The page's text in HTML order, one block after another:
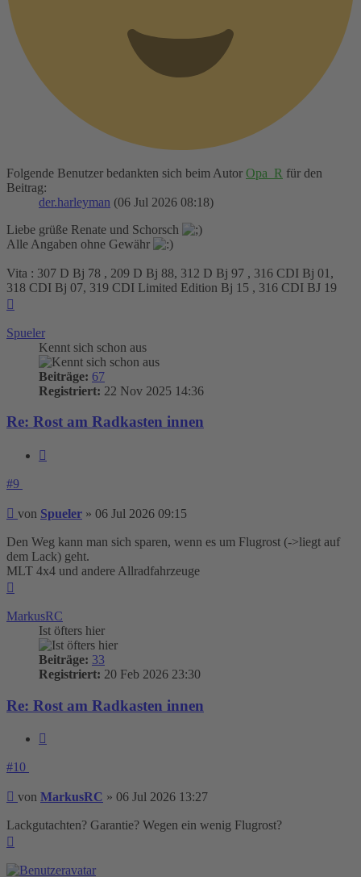
Folgende Benutzer bedankten sich beim Autor Opa_R für den
Beitrag:
der.harleyman (06 Jul 2026 08:18)
Liebe grüße Renate und Schorsch
Alle Angaben ohne Gewähr
Vita : 307 D Bj 78 , 209 D Bj 88, 312 D Bj 97 , 316 CDI Bj 01,
318 CDI Bj 07, 319 CDI Limited Edition Bj 15 , 316 CDI BJ 19
Spueler
Kennt sich schon aus
Beiträge: 67
Registriert: 22 Nov 2025 14:36
Re: Rost am Radkasten innen
#9
Beitrag
von Spueler » 06 Jul 2026 09:15
Den Weg kann man sich sparen, wenn es um Flugrost (->liegt auf
dem Lack) geht.
MLT 4x4 und andere Allradfahrzeuge
MarkusRC
Ist öfters hier
Beiträge: 33
Registriert: 20 Feb 2026 23:30
Re: Rost am Radkasten innen
#10
Beitrag
von MarkusRC » 06 Jul 2026 13:27
Lackgutachten? Garantie? Wegen ein wenig Flugrost?